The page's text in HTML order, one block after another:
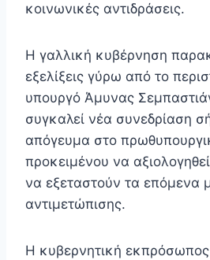
κοινωνικές αντιδράσεις.
Η γαλλική κυβέρνηση
εξελίξεις γύρω από το
υπουργό Άμυνας
συγκαλεί νέα συνεδρίαση
απόγευμα στο
προκειμένου να
να εξεταστούν τα επόμενα
αντιμετώπισης.
Η κυβερνητική